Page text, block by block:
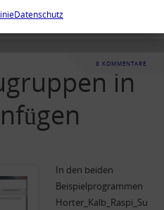
Datenschutz
8 KOMMENTARE
in
In den beiden
Beispielprogrammen
Horter_Kalb_Raspi_Su